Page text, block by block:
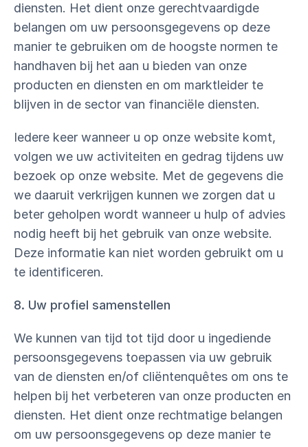
diensten. Het dient onze gerechtvaardigde
belangen om uw persoonsgegevens op deze
manier te gebruiken om de hoogste normen te
handhaven bij het aan u bieden van onze
producten en diensten en om marktleider te
blijven in de sector van financiële diensten.
Iedere keer wanneer u op onze website komt,
volgen we uw activiteiten en gedrag tijdens uw
bezoek op onze website. Met de gegevens die
we daaruit verkrijgen kunnen we zorgen dat u
beter geholpen wordt wanneer u hulp of advies
nodig heeft bij het gebruik van onze website.
Deze informatie kan niet worden gebruikt om u
te identificeren.
8. Uw profiel samenstellen
We kunnen van tijd tot tijd door u ingediende
persoonsgegevens toepassen via uw gebruik
van de diensten en/of cliëntenquêtes om ons te
helpen bij het verbeteren van onze producten en
diensten. Het dient onze rechtmatige belangen
om uw persoonsgegevens op deze manier te